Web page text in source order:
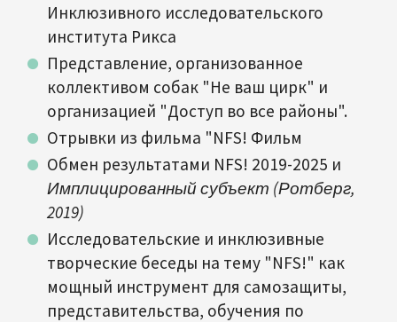
Инклюзивного исследовательского
института Рикса
Представление, организованное
коллективом собак "Не ваш цирк" и
организацией "Доступ во все районы".
Отрывки из фильма "NFS! Фильм
Обмен результатами NFS! 2019-2025 и
Имплицированный субъект (Ротберг,
2019)
Исследовательские и инклюзивные
творческие беседы на тему "NFS!" как
мощный инструмент для самозащиты,
представительства, обучения по